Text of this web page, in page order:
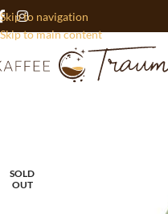
Skip to navigation
Skip to main content
SOLD
OUT